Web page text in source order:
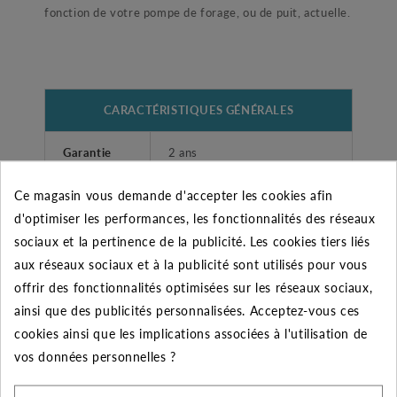
fonction de votre pompe de forage, ou de puit, actuelle.
CARACTÉRISTIQUES GÉNÉRALES
Garantie 2 ans
Fabricant DAB
Type Hydraulique seul
Désignation
(D )S4A-18 hydraulique seul
Diamètre
refoulement
Ce magasin vous demande d'accepter les cookies afin
d'optimiser les performances, les fonctionnalités des réseaux
sociaux et la pertinence de la publicité. Les cookies tiers liés
aux réseaux sociaux et à la publicité sont utilisés pour vous
offrir des fonctionnalités optimisées sur les réseaux sociaux,
ainsi que des publicités personnalisées. Acceptez-vous ces
cookies ainsi que les implications associées à l'utilisation de
vos données personnelles ?